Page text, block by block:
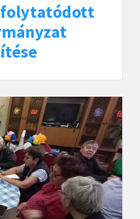
folytatódott